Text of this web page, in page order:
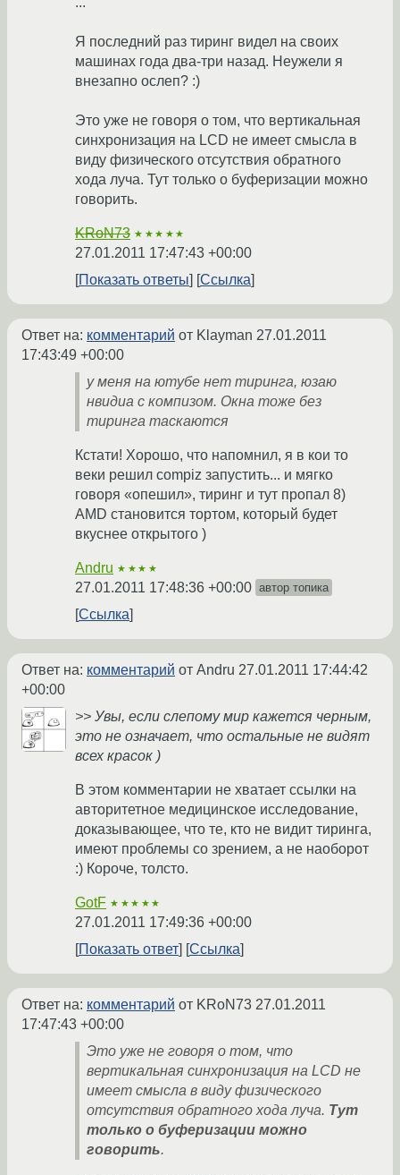
Я последний раз тиринг видел на своих
машинах года два-три назад. Неужели я
внезапно ослеп? :)
Это уже не говоря о том, что вертикальная
синхронизация на LCD не имеет смысла в
виду физического отсутствия обратного
хода луча. Тут только о буферизации можно
говорить.
KRoN73 ★★★★★
27.01.2011 17:47:43 +00:00
Показать ответы
Ссылка
Ответ на: комментарий от Klayman 27.01.2011
17:43:49 +00:00
у меня на ютубе нет тиринга, юзаю
нвидиа с компизом. Окна тоже без
тиринга таскаются
Кстати! Хорошо, что напомнил, я в кои то
веки решил compiz запустить... и мягко
говоря «опешил», тиринг и тут пропал 8)
AMD становится тортом, который будет
вкуснее открытого )
Andru ★★★★
27.01.2011 17:48:36 +00:00 автор топика
Ссылка
Ответ на: комментарий от Andru 27.01.2011 17:44:42
+00:00
>> Увы, если слепому мир кажется черным,
это не означает, что остальные не видят
всех красок )
В этом комментарии не хватает ссылки на
авторитетное медицинское исследование,
доказывающее, что те, кто не видит тиринга,
имеют проблемы со зрением, а не наоборот
:) Короче, толсто.
GotF ★★★★★
27.01.2011 17:49:36 +00:00
Показать ответ
Ссылка
Ответ на: комментарий от KRoN73 27.01.2011
17:47:43 +00:00
Это уже не говоря о том, что
вертикальная синхронизация на LCD не
имеет смысла в виду физического
отсутствия обратного хода луча. Тут
только о буферизации можно
говорить.